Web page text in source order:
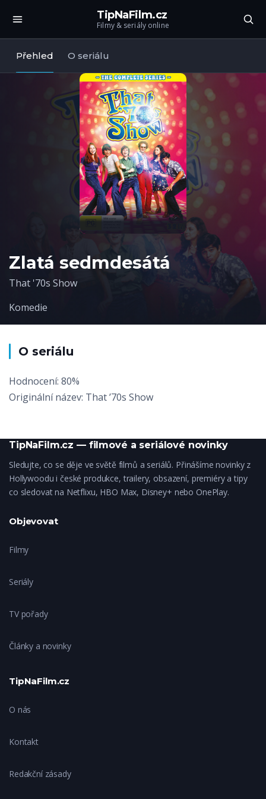
TipNaFilm.cz
Filmy & seriály online
Přehled O seriálu
Zlatá sedmdesátá
That '70s Show
Komedie
O seriálu
Hodnocení: 80%
Originální název: That ’70s Show
TipNaFilm.cz — filmové a seriálové novinky
Sledujte, co se děje ve světě filmů a seriálů. Přinášíme novinky z
Hollywoodu i české produkce, trailery, obsazení, premiéry a tipy
co sledovat na Netflixu, HBO Max, Disney+ nebo OnePlay.
Objevovat
Filmy
Seriály
TV pořady
Články a novinky
TipNaFilm.cz
O nás
Kontakt
Redakční zásady